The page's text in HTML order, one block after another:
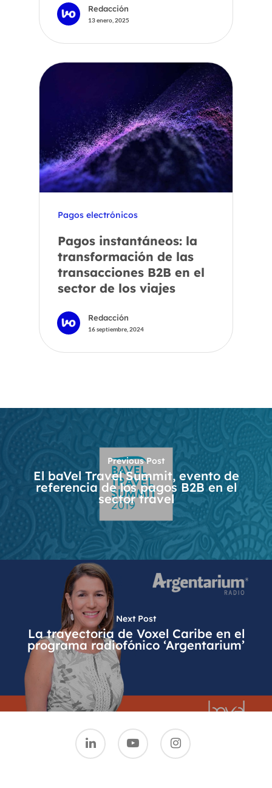
Redacción
13 enero, 2025
Pagos electrónicos
Pagos instantáneos: la
transformación de las
transacciones B2B en el
sector de los viajes
Redacción
16 septiembre, 2024
Previous Post
El baVel Travel Summit, evento de
referencia de los pagos B2B en el
sector travel
Next Post
La trayectoria de Voxel Caribe en el
programa radiofónico ‘Argentarium’